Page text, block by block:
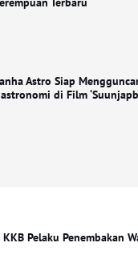
Astro Siap
di Film
Pelaku Penembakan